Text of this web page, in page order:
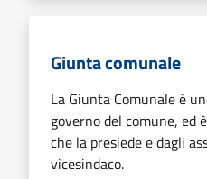
Giunta comunale
La Giunta Comunale è
governo del comune, ed
che la presiede e dagli
vicesindaco.